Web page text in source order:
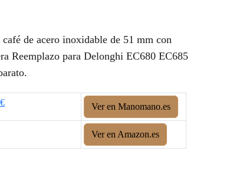
de acero inoxidable de 51 mm con
Reemplazo para Delonghi EC680 EC685
Ver en Manomano.es
Ver en Amazon.es